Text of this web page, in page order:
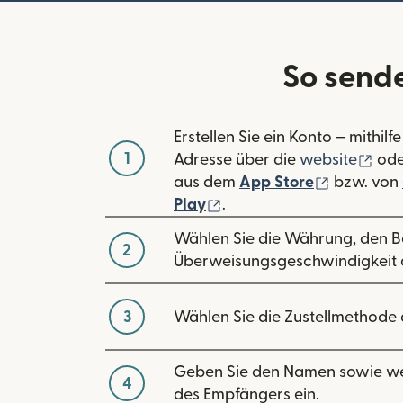
So
1
Erstellen Sie ein Konto –
Adresse über die website
aus dem App Store (wird in
bzw. von
Play
.
2
Wählen Sie die Währung, den
Überweisungsgeschwindigkeit
3 Wählen Sie die Zustellmethode
4
Geben Sie den Namen sowie
des Empfängers ein.